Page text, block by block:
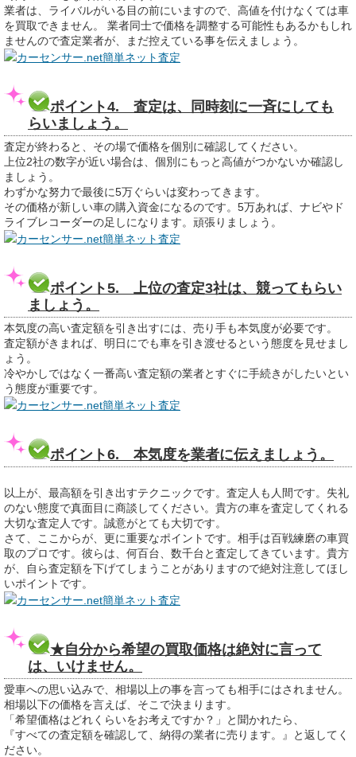
業者は、ライバルがいる目の前にいますので、高値を付けなくては車
を買取できません。 業者同士で価格を調整する可能性もあるかもしれ
ませんので査定業者が、まだ控えている事を伝えましょう。
カーセンサー.net簡単ネット査定
ポイント4. 査定は、同時刻に一斉にしても
らいましょう。
査定が終わると、その場で価格を個別に確認してください。
上位2社の数字が近い場合は、個別にもっと高値がつかないか確認し
ましょう。
わずかな努力で最後に5万ぐらいは変わってきます。
その価格が新しい車の購入資金になるのです。5万あれば、ナビやド
ライブレコーダーの足しになります。頑張りましょう。
カーセンサー.net簡単ネット査定
ポイント5. 上位の査定3社は、競ってもらい
ましょう。
本気度の高い査定額を引き出すには、売り手も本気度が必要です。
査定額がきまれば、明日にでも車を引き渡せるという態度を見せまし
ょう。
冷やかしではなく一番高い査定額の業者とすぐに手続きがしたいとい
う態度が重要です。
カーセンサー.net簡単ネット査定
ポイント6. 本気度を業者に伝えましょう。
以上が、最高額を引き出すテクニックです。査定人も人間です。失礼
のない態度で真面目に商談してください。貴方の車を査定してくれる
大切な査定人です。誠意がとても大切です。
さて、ここからが、更に重要なポイントです。相手は百戦練磨の車買
取のプロです。彼らは、何百台、数千台と査定してきています。貴方
が、自ら査定額を下げてしまうことがありますので絶対注意してほし
いポイントです。
カーセンサー.net簡単ネット査定
★自分から希望の買取価格は絶対に言って
は、いけません。
愛車への思い込みで、相場以上の事を言っても相手にはされません。
相場以下の価格を言えば、そこで決まります。
「希望価格はどれくらいをお考えですか？」と聞かれたら、
『すべての査定額を確認して、納得の業者に売ります。』と返してく
ださい。